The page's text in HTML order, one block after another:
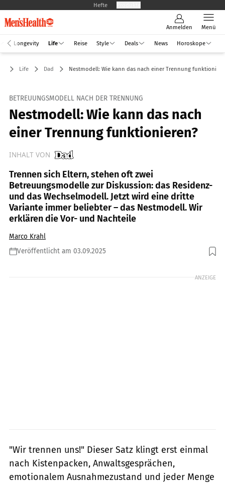
Hefte
Anmelden Menü
Longevity Life Reise Style Deals News Horoskope
Life Dad Nestmodell: Wie kann das nach einer Trennung
BETREUUNGSMODELL NACH DER TRENNUNG
Nestmodell: Wie kann das nach
einer Trennung funktionieren?
INHALT VON
Trennen sich Eltern, stehen oft zwei
Betreuungsmodelle zur Diskussion: das Residenz-
und das Wechselmodell. Jetzt wird eine dritte
Variante immer beliebter – das Nestmodell. Wir
erklären die Vor- und Nachteile
Marco Krahl
Veröffentlicht am 03.09.2025
Foto: Shutterstock.com / PeopleImages.com - Yuri A
ANZEIGE
"Wir trennen uns!" Dieser Satz klingt erst einmal
nach Kistenpacken, Anwaltsgesprächen,
emotionalem Ausnahmezustand und jeder Menge